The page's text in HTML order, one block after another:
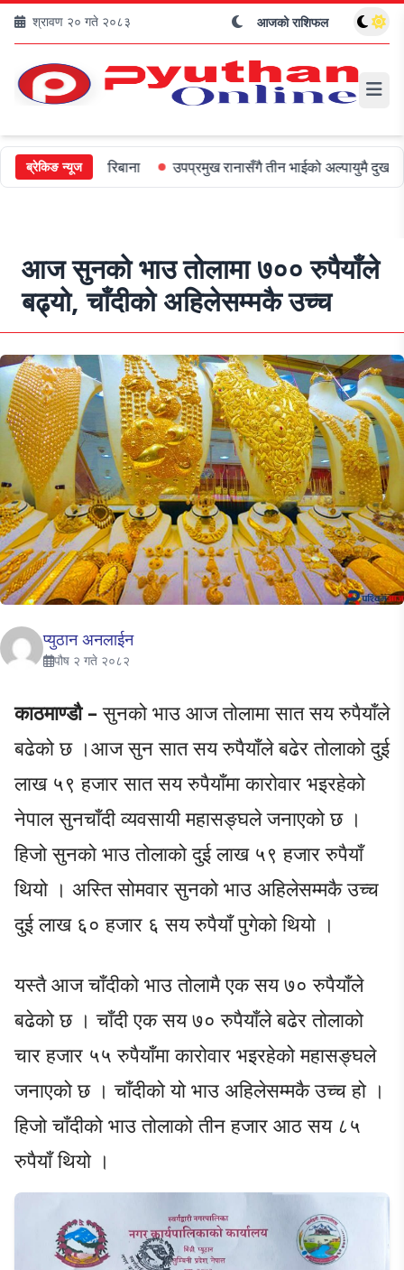
श्रावण २० गते २०८३ आजको राशिफल
ब्रेकिङ न्यूज
५०० जरिबाना उपप्रमुख रानासँगै तीन भाईको अल्पायुमै दुखद निधन
आज सुनको भाउ तोलामा ७०० रुपैयाँले
बढ्यो, चाँदीको अहिलेसम्मकै उच्च
प्युठान अनलाईन
पौष २ गते २०८२
काठमाण्डौ –सुनको भाउ आज तोलामा सात सय रुपैयाँले
बढेको छ ।आज सुन सात सय रुपैयाँले बढेर तोलाको दुई
लाख ५९ हजार सात सय रुपैयाँमा कारोवार भइरहेको
नेपाल सुनचाँदी व्यवसायी महासङ्घले जनाएको छ ।
हिजो सुनको भाउ तोलाको दुई लाख ५९ हजार रुपैयाँ
थियो । अस्ति सोमवार सुनको भाउ अहिलेसम्मकै उच्च
दुई लाख ६० हजार ६ सय रुपैयाँ पुगेको थियो ।
यस्तै आज चाँदीको भाउ तोलामै एक सय ७० रुपैयाँले
बढेको छ । चाँदी एक सय ७० रुपैयाँले बढेर तोलाको
चार हजार ५५ रुपैयाँमा कारोवार भइरहेको महासङ्घले
जनाएको छ । चाँदीको यो भाउ अहिलेसम्मकै उच्च हो ।
हिजो चाँदीको भाउ तोलाको तीन हजार आठ सय ८५
रुपैयाँ थियो ।